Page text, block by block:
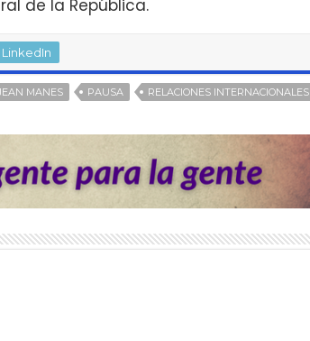
de la República.
LinkedIn
MANES PAUSA RELACIONES INTERNACIONALES